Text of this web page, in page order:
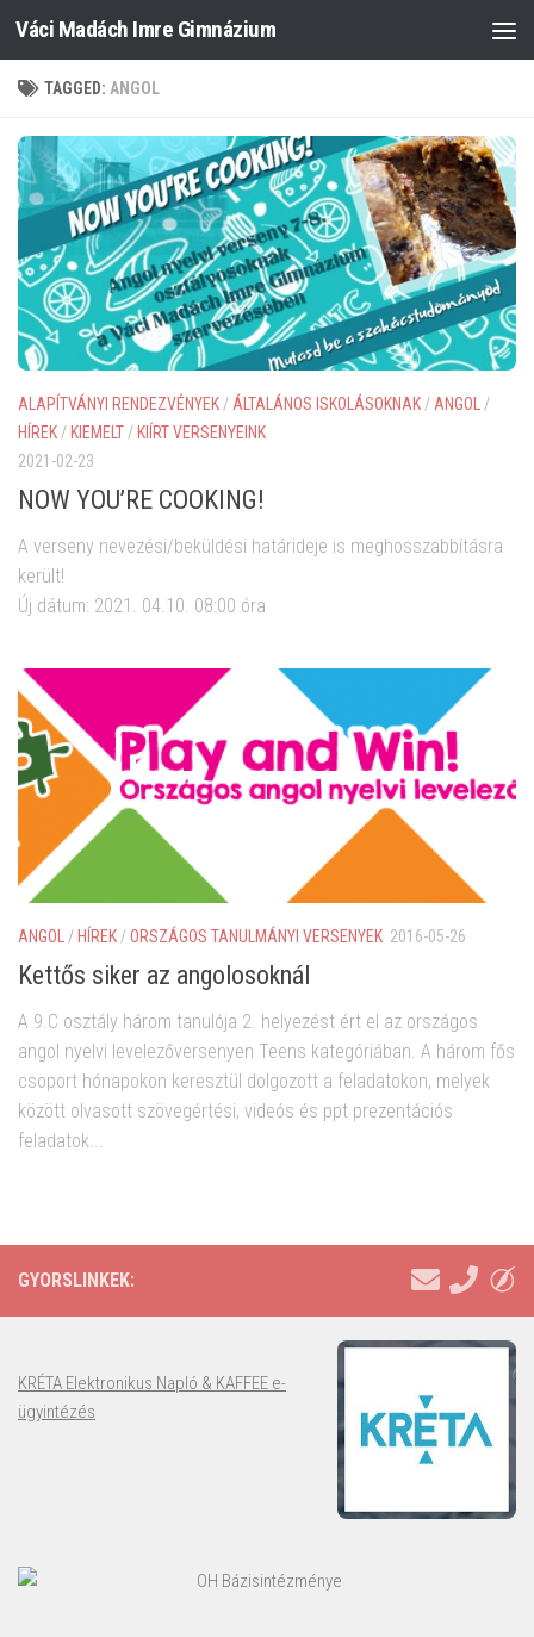
Skip to content
Váci Madách Imre Gimnázium
TAGGED: ANGOL
ALAPÍTVÁNYI RENDEZVÉNYEK / ÁLTALÁNOS ISKOLÁSOKNAK / ANGOL
/
HÍREK / KIEMELT / KIÍRT VERSENYEINK
2021-02-23
NOW YOU’RE COOKING!
A verseny nevezési/beküldési határideje is meghosszabbításra
került!
Új dátum: 2021. 04.10. 08:00 óra
ANGOL / HÍREK /ORSZÁGOS TANULMÁNYI VERSENYEK 2016-05-26
Kettős siker az angolosoknál
A 9.C osztály három tanulója 2. helyezést ért el az országos
angol nyelvi levelezőversenyen Teens kategóriában. A három fős
csoport hónapokon keresztül dolgozott a feladatokon, melyek
között olvasott szövegértési, videós és ppt prezentációs
feladatok...
GYORSLINKEK:
KRÉTA Elektronikus Napló & KAFFEE e-
ügyintézés
OH Bázisintézménye